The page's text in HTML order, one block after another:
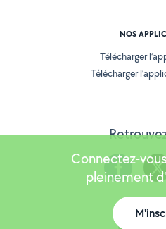
NOS
Télécharger
Télécharger
Version
Connectez-
pleinement